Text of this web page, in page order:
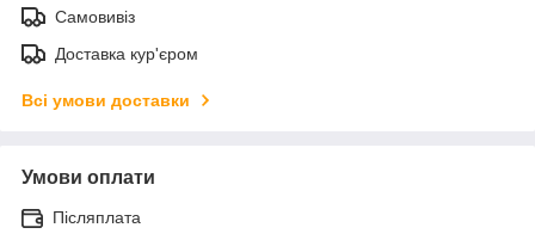
Самовивіз
Доставка кур'єром
Всі умови доставки
Умови оплати
Післяплата